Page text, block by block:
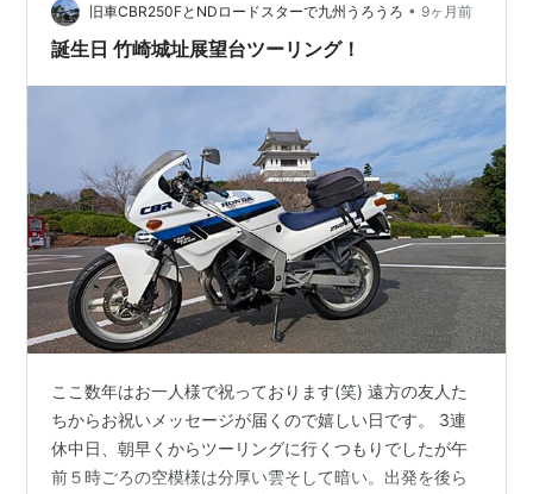
旧車CBR250FとNDロードスターで九州うろうろ • 9ヶ月前
誕生日 竹崎城址展望台ツーリング！
ここ数年はお一人様で祝っております(笑) 遠方の友人た
ちからお祝いメッセージが届くので嬉しい日です。 3連
休中日、朝早くからツーリングに行くつもりでしたが午
前５時ごろの空模様は分厚い雲そして暗い。出発を後ら